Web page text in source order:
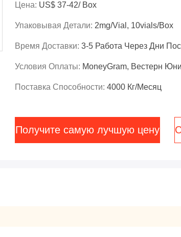
Цена: US$ 37-42/ Box
Упаковывая Детали: 2mg/vial, 10vials/box
Время Доставки: 3-5 Работа Через Дни
Условия Оплаты: MoneyGram, Вестерн
Поставка Способности: 4000 Кг/месяц
Получите самую лучшую цену